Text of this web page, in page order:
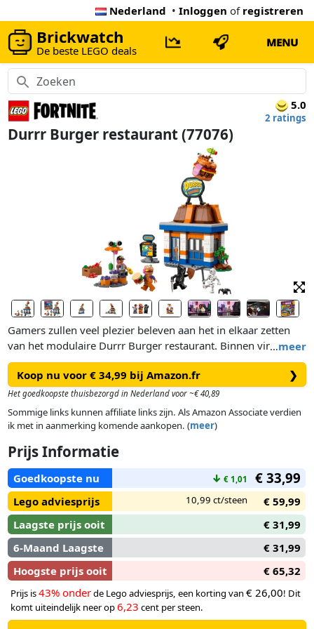
Nederland • Inloggen of registreren
Brickwatch
De beste LEGO deals
MENU
5.0
2 ratings
Durrr Burger restaurant (77076)
…meer
Gamers zullen veel plezier beleven aan het in elkaar zetten
van het modulaire Durrr Burger restaurant. Binnen vinden
kinderen sausjes, een frisdrankautomaat en een kassa en
buiten is een zitgedeelte met een kopje en een gebakken ei.
Er is ook een afneembare zolder met een spin en genoeg
ruimte voor andere accessoires, waaronder een schop en
dynamiet. Minifiguren van Beach Bomber, Beef Boss, Grimey
fantasierijke rollenspellen.
Koop nu voor € 34,99 bij Amazon.fr ❯
Het goedkoopste thuisbezorgd in Nederland voor ~€ 40,89
Sommige links kunnen affiliate links zijn. Als Amazon Associate verdien
ik met in aanmerking komende aankopen. (meer)
Prijs Informatie
Goedkoopste nu ↓ € 1,01 € 33,99
Lego adviesprijs 10,99 ct/steen
€ 59,99
Laagste prijs ooit
€ 31,99
6-Maand Laagste
€ 31,99
Hoogste prijs ooit
€ 65,32
Prijs is43% onderde Lego adviesprijs, een korting van € 26,00! Dit
komt uiteindelijk neer op6,23 cent per steen.